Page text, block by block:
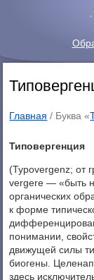
.
Главная / Буква «
Типовергенция
(Typovergenz; от
vergere — «быть
органических
к форме
понимании,
движущей силы
биогены.
здесь